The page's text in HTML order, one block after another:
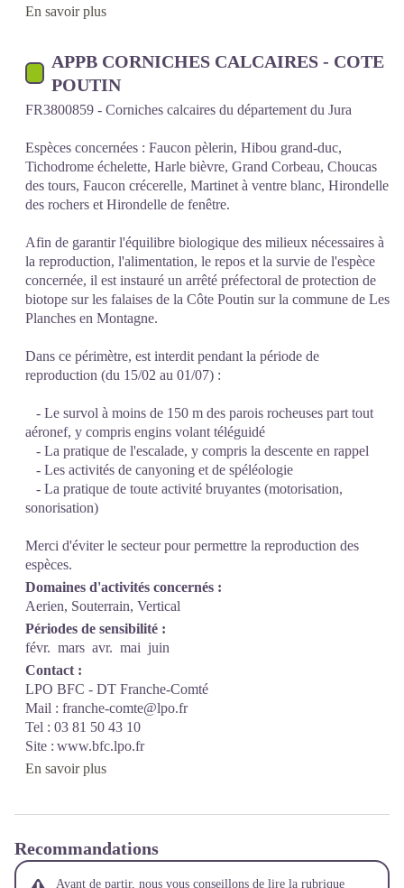
En savoir plus
APPB CORNICHES CALCAIRES - COTE
POUTIN
FR3800859 - Corniches calcaires du département du Jura
Espèces concernées : Faucon pèlerin, Hibou grand-duc,
Tichodrome échelette, Harle bièvre, Grand Corbeau, Choucas
des tours, Faucon crécerelle, Martinet à ventre blanc, Hirondelle
des rochers et Hirondelle de fenêtre.
Afin de garantir l'équilibre biologique des milieux nécessaires à
la reproduction, l'alimentation, le repos et la survie de l'espèce
concernée, il est instauré un arrêté préfectoral de protection de
biotope sur les falaises de la Côte Poutin sur la commune de Les
Planches en Montagne.
Dans ce périmètre, est interdit pendant la période de
reproduction (du 15/02 au 01/07) :
- Le survol à moins de 150 m des parois rocheuses part tout
aéronef, y compris engins volant téléguidé
- La pratique de l'escalade, y compris la descente en rappel
- Les activités de canyoning et de spéléologie
- La pratique de toute activité bruyantes (motorisation,
sonorisation)
Merci d'éviter le secteur pour permettre la reproduction des
espèces.
Domaines d'activités concernés :
Aerien, Souterrain, Vertical
Périodes de sensibilité :
févr. mars avr. mai juin
Contact :
LPO BFC - DT Franche-Comté
Mail : franche-comte@lpo.fr
Tel : 03 81 50 43 10
Site : www.bfc.lpo.fr
En savoir plus
Recommandations
Avant de partir, nous vous conseillons de lire la rubrique